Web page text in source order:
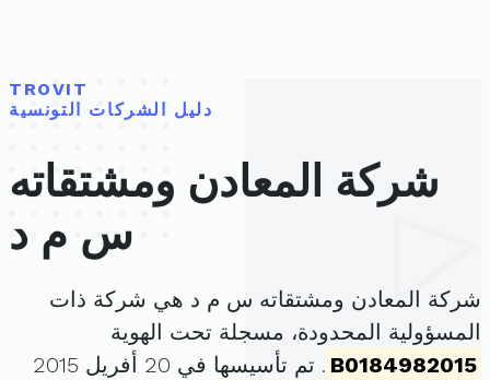
TROVIT
دليل الشركات التونسية
شركة المعادن ومشتقاته
س م د
شركة المعادن ومشتقاته س م د هي شركة ذات
المسؤولية المحدودة، مسجلة تحت الهوية
B0184982015
. تم تأسيسها في 20 أفريل 2015